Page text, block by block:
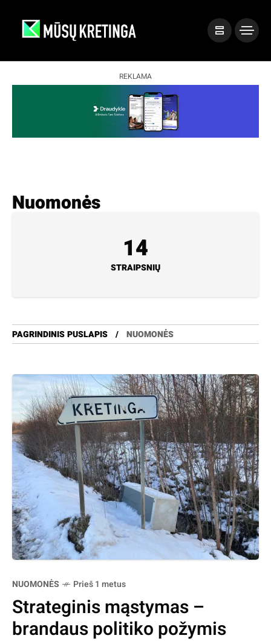
REKLAMA
Nuomonės
14
STRAIPSNIŲ
PAGRINDINIS PUSLAPIS NUOMONĖS
NUOMONĖS Prieš 1 metus
Strateginis mąstymas –
brandaus politiko požymis